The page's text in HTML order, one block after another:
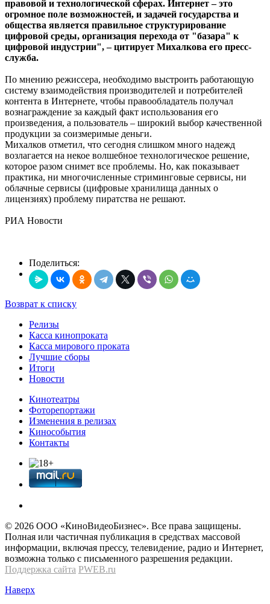
правовой и технологической сферах. Интернет – это
огромное поле возможностей, и задачей государства и
общества является правильное структурирование
цифровой среды, организация перехода от "базара" к
цифровой индустрии", – цитирует Михалкова его пресс-
служба.
По мнению режиссера, необходимо выстроить работающую
систему взаимодействия производителей и потребителей
контента в Интернете, чтобы правообладатель получал
вознаграждение за каждый факт использования его
произведения, а пользователь – широкий выбор качественной
продукции за соизмеримые деньги.
Михалков отметил, что сегодня слишком много надежд
возлагается на некое волшебное технологическое решение,
которое разом снимет все проблемы. Но, как показывает
практика, ни многочисленные стриминговые сервисы, ни
облачные сервисы (цифровые хранилища данных о
лицензиях) проблему пиратства не решают.
РИА Новости
Поделиться:
Возврат к списку
Релизы
Касса кинопроката
Касса мирового проката
Лучшие сборы
Итоги
Новости
Кинотеатры
Фоторепортажи
Изменения в релизах
Кинособытия
Контакты
© 2026 OOО «КиноВидеоБизнес». Все права защищены.
Полная или частичная публикация в средствах массовой
информации, включая прессу, телевидение, радио и Интернет,
возможна только с письменного разрешения редакции.
Поддержка сайта PWEB.ru
Наверх